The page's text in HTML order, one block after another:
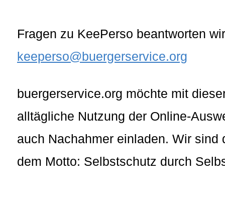
Fragen zu KeePerso beantworten
keeperso@buergerservice.org
buergerservice.org möchte mit
alltägliche Nutzung der Online-
auch Nachahmer einladen. Wir
dem Motto: Selbstschutz durch